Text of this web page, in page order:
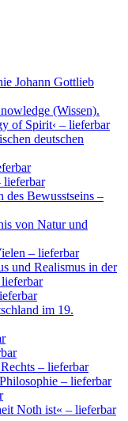
Johann Gottlieb
(Wissen).
of Spirit‹ – lieferbar
deutschen
lieferbar
des Bewusstseins –
von Natur und
– lieferbar
und Realismus in der
im 19.
– lieferbar
– lieferbar
Noth ist« – lieferbar